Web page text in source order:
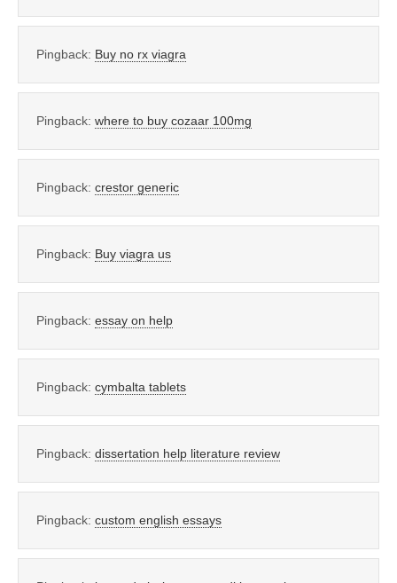
Pingback: Buy no rx viagra
Pingback: where to buy cozaar 100mg
Pingback: crestor generic
Pingback: Buy viagra us
Pingback: essay on help
Pingback: cymbalta tablets
Pingback: dissertation help literature review
Pingback: custom english essays